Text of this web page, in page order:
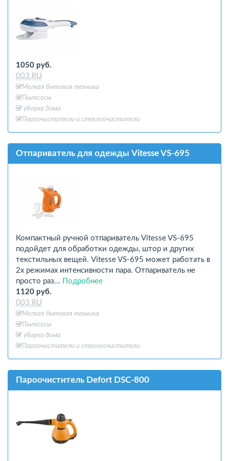
1050 руб.
003.RU
Мелкая бытовая техника
Пылесосы
уборка дома
Пароочистители и стеклоочистители
Отпариватель для одежды Vitesse VS-695
Компактный ручной отпариватель Vitesse VS-695
подойдет для обработки одежды, штор и других
текстильных вещей. Vitesse VS-695 может работать в
2х режимах интенсивности пара. Отпариватель не
просто раз...
Подробнее
1120 руб.
003.RU
Мелкая бытовая техника
Пылесосы
уборка дома
Пароочистители и стеклоочистители
Пароочиститель Defort DSC-800